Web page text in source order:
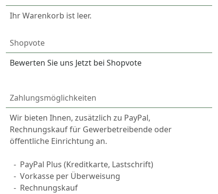
Ihr Warenkorb ist leer.
Shopvote
Bewerten Sie uns Jetzt bei Shopvote
Zahlungsmöglichkeiten
Wir bieten Ihnen, zusätzlich zu PayPal,
Rechnungskauf für Gewerbetreibende oder
öffentliche Einrichtung an.
- PayPal Plus (Kreditkarte, Lastschrift)
- Vorkasse per Überweisung
- Rechnungskauf